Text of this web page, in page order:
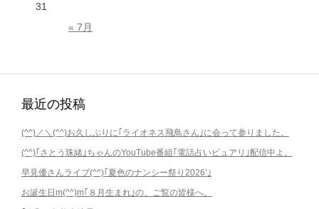
« 7月
31
最近の投稿
(^^)／＼(^^)お久しぶりに｢ライオネス飛鳥さん｣に会って参りました。
(^^)｢さとう珠緒｣ちゃんのYouTube番組｢電話占いピュアリ｣配信中よ。
早見優さんライブ(^^)｢夏色のナンシー祭り2026’｣
お誕生日m(^^)m｢８月生まれ｣の、ご覧の皆様へ。